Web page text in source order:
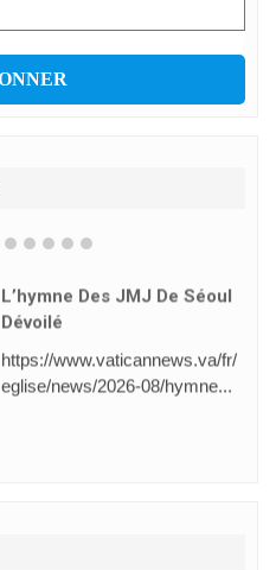
L’hymne Des JMJ De Séoul
Dévoilé
https://www.vaticannews.va/fr/
eglise/news/2026-08/hymne...